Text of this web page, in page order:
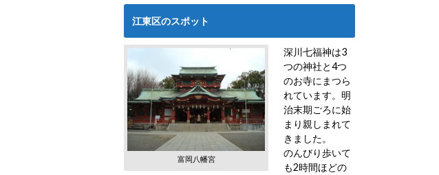
江東区のスポット
富岡八幡宮
深川七福神は3
つの神社と4つ
のお寺にまつら
れています。明
治末期ごろに始
まり親しまれて
きました。
のんびり歩いて
も2時間ほどの